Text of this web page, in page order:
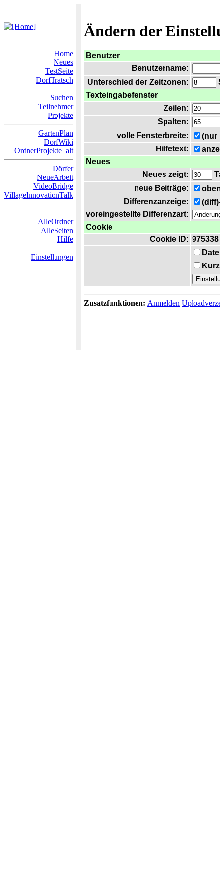
Ändern der
Home
Neues
TestSeite
DorfTratsch
Suchen
Teilnehmer
Projekte
GartenPlan
DorfWiki
OrdnerProjekte_alt
Dörfer
NeueArbeit
VideoBridge
VillageInnovationTalk
AlleOrdner
AlleSeiten
Hilfe
Einstellungen
Benutzer
Benutzername:
Unterschied der Zeitzonen:
Texteingabefenster
Zeilen:
Spalten:
volle Fensterbreite:
(nur
Hilfetext:
Neues
Neues zeigt:
neue Beiträge:
Differenzanzeige:
voreingestellte Differenzart:
Cookie
Cookie ID: 975338
Zusatzfunktionen: Anmelden